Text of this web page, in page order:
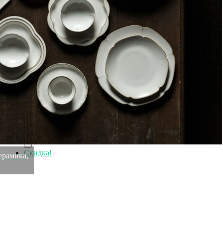
Рекомендуем посмотреть
Скидка!
Скатерть на стол из хлопка оранжевого цвета russian
north, 170х170 см (63469)
Быстрый просмотр
4 700
Скидка!